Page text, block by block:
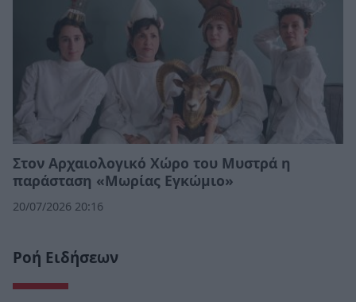
Στον Αρχαιολογικό Χώρο του Μυστρά η
παράσταση «Μωρίας Εγκώμιο»
20/07/2026 20:16
Ροή Ειδήσεων